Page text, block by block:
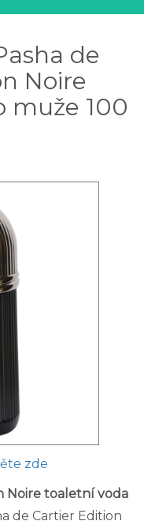
de
Noire
muže 100
zde
Noire toaletní voda
de Cartier Edition